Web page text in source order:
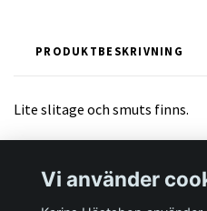
PRODUKTBESKRIVNING
Lite slitage och smuts finns.
Vi använder